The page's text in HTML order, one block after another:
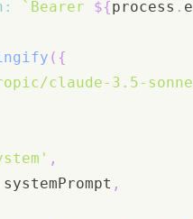
: ` Bearer ${process .
( {
claude-3.5-
,
systemPrompt ,